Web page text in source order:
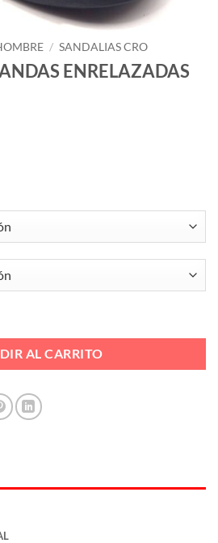
/ SANDALIAS CRO
ENRELAZADAS
AL CARRITO